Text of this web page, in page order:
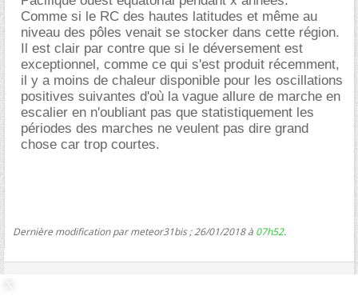
Comme si le RC des hautes latitudes et même au
niveau des pôles venait se stocker dans cette région.
Il est clair par contre que si le déversement est
exceptionnel, comme ce qui s'est produit récemment,
il y a moins de chaleur disponible pour les oscillations
positives suivantes d'où la vague allure de marche en
escalier en n'oubliant pas que statistiquement les
périodes des marches ne veulent pas dire grand
chose car trop courtes.
Dernière modification par meteor31bis ; 26/01/2018 à 07h52.